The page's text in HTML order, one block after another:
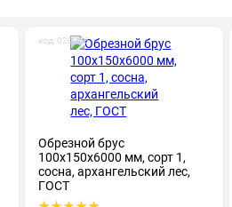
код: 020056
Обрезной брус
100х150х6000 мм, сорт 1,
сосна, архангельский лес,
ГОСТ